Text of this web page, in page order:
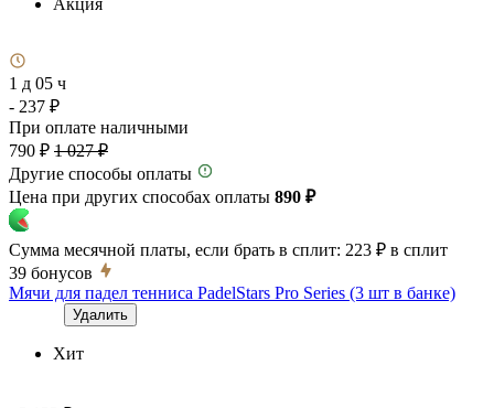
1 д 05 ч
- 237 ₽
При оплате наличными
790 ₽ 1 027 ₽
Другие способы оплаты
Цена при других способах оплаты 890 ₽
Сумма месячной платы, если брать в сплит: 223 ₽ в сплит
39 бонусов
Мячи для падел тенниса PadelStars Pro Series (3 шт в банке)
Удалить
Хит